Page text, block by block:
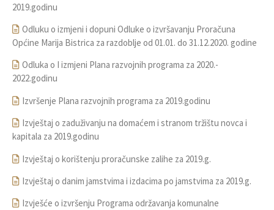
2019.godinu
Odluku o izmjeni i dopuni Odluke o izvršavanju Proračuna
Općine Marija Bistrica za razdoblje od 01.01. do 31.12.2020. godine
Odluka o I izmjeni Plana razvojnih programa za 2020.-
2022.godinu
Izvršenje Plana razvojnih programa za 2019.godinu
Izvještaj o zaduživanju na domaćem i stranom tržištu novca i
kapitala za 2019.godinu
Izvještaj o korištenju proračunske zalihe za 2019.g.
Izvještaj o danim jamstvima i izdacima po jamstvima za 2019.g.
Izvješće o izvršenju Programa održavanja komunalne